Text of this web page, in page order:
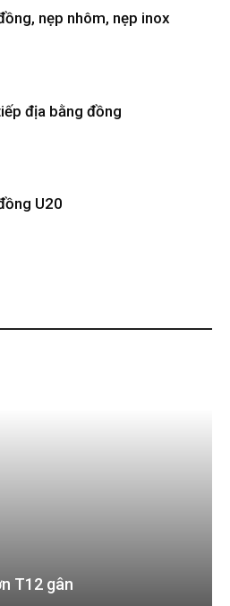
nẹp nhôm, nẹp inox
địa bằng đồng
U20
T12 gân